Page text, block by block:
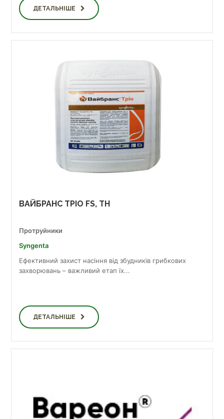
ДЕТАЛЬНІШЕ
ВАЙБРАНС ТРІО FS, TH
Протруйники
Syngenta
Ефективний захист насіння від збудників грибкових
захворювань – важливий етап їх...
ДЕТАЛЬНІШЕ